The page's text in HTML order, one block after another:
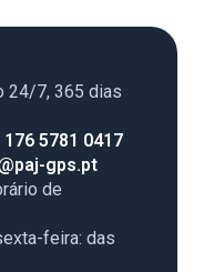
24/7, 365 dias
176 5781 0417
gps.pt
de
feira: das